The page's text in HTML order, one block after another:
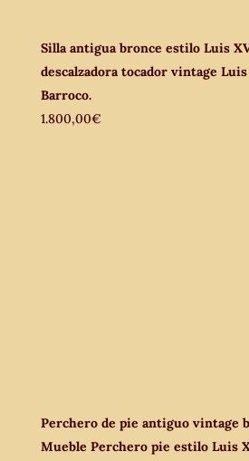
Silla antigua bronce estilo Luis
descalzadora tocador vintage
Barroco.
1.800,00€
Perchero de pie antiguo vintage
Mueble Perchero pie estilo Luis